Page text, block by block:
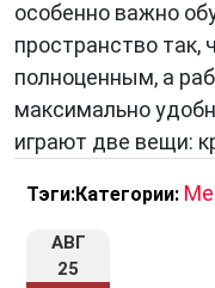
особенно важно
пространство
полноценным, а
максимально
играют две вещи:
Тэги:Категории:
АВГ
25